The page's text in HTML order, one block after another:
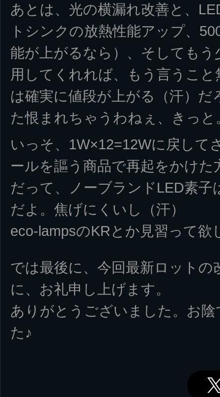
あとは、光の横漏れ改善と、
トシンクの放熱性能アップ、
能が上がるなら）、そしても
用してくれれば、もう言うこ
は確実に値段が上がる（汗）
た恨まれちゃうわねぇ、きっと
いっそ、1W×12=12Wに戻して
ールを謳う商品で再起をかけ
だって、ノーブランドLED素子
だよ。焦げにくいし（汗）
eco-lampsのKRとか見習って欲
では最後に、今回最新ロット
に、お礼申し上げます。
ありがとうございました。お
た♪